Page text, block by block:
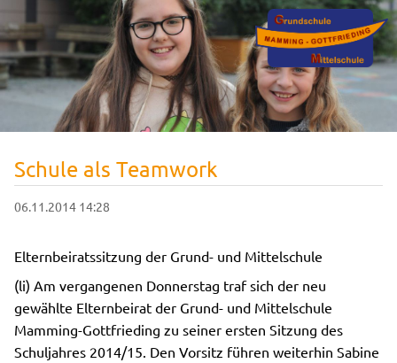
Schule als Teamwork
06.11.2014 14:28
Elternbeiratssitzung der Grund- und Mittelschule
(li) Am vergangenen Donnerstag traf sich der neu
gewählte Elternbeirat der Grund- und Mittelschule
Mamming-Gottfrieding zu seiner ersten Sitzung des
Schuljahres 2014/15. Den Vorsitz führen weiterhin Sabine